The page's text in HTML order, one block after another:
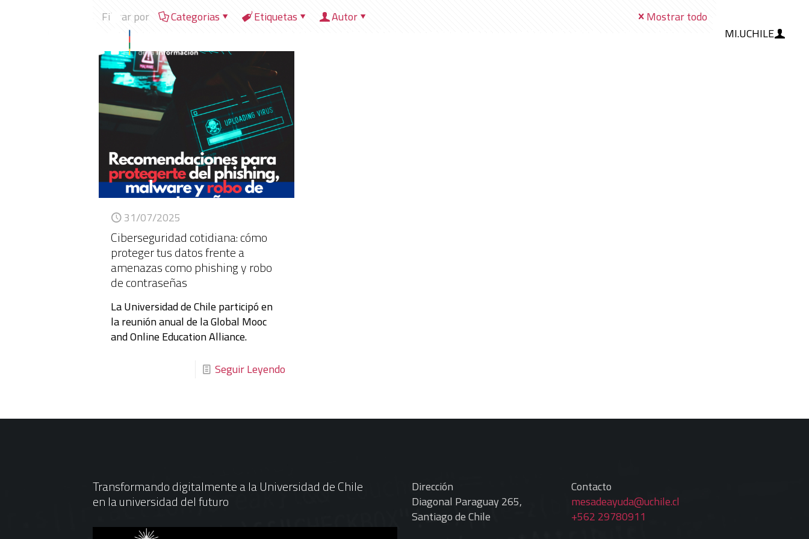
MI.UCHILE
Filtrar por Categorias Etiquetas Autor Mostrar todo
31/07/2025
Ciberseguridad cotidiana: cómo
proteger tus datos frente a
amenazas como phishing y robo
de contraseñas
La Universidad de Chile participó en
la reunión anual de la Global Mooc
and Online Education Alliance.
Seguir Leyendo
Transformando digitalmente a la Universidad de Chile
en la universidad del futuro
Dirección
Diagonal Paraguay 265,
Santiago de Chile
Contacto
mesadeayuda@uchile.cl
+562 29780911